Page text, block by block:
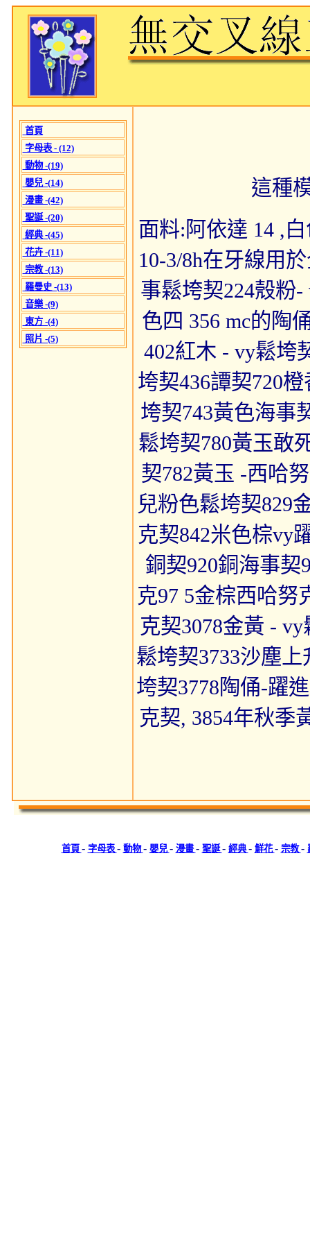
首頁
字母表 - (12)
動物 -(19)
嬰兒 -(14)
漫畫 -(42)
聖誕 -(20)
經典 -(45)
花卉 -(11)
宗教 -(13)
羅曼史 -(13)
音樂 -(9)
東方 -(4)
照片 -(5)
這種
面料:阿依達 14 ,
10-3/8h在牙線用
事鬆垮契224殼粉
色四 356 mc的陶
402紅木 - vy鬆垮
垮契436譚契720
垮契743黃色海事
鬆垮契780黃玉敢
契782黃玉 -西哈
兒粉色鬆垮契829
克契842米色棕vy
銅契920銅海事契
克97 5金棕西哈努
克契3078金黃 -
鬆垮契3733沙塵
垮契3778陶俑-躍
克契, 3854年秋季
首頁 - 字母表 - 動物- 嬰兒- 漫畫- 聖誕- 經典- 鮮花- 宗教-